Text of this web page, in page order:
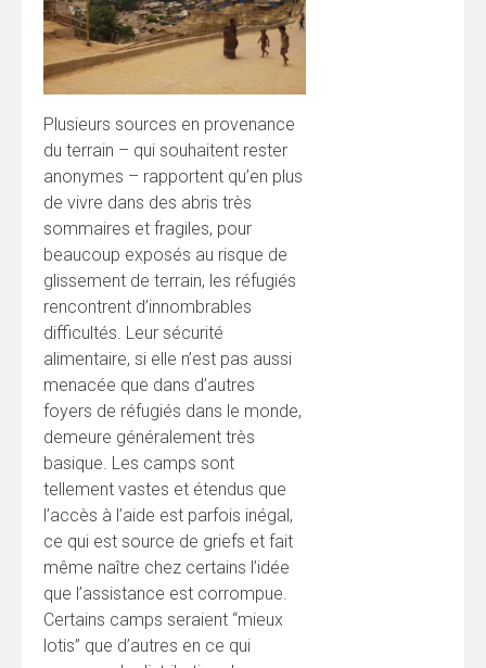
Plusieurs sources en provenance
du terrain – qui souhaitent rester
anonymes – rapportent qu’en plus
de vivre dans des abris très
sommaires et fragiles, pour
beaucoup exposés au risque de
glissement de terrain, les réfugiés
rencontrent d’innombrables
difficultés. Leur sécurité
alimentaire, si elle n’est pas aussi
menacée que dans d’autres
foyers de réfugiés dans le monde,
demeure généralement très
basique. Les camps sont
tellement vastes et étendus que
l’accès à l’aide est parfois inégal,
ce qui est source de griefs et fait
même naître chez certains l’idée
que l’assistance est corrompue.
Certains camps seraient “mieux
lotis” que d’autres en ce qui